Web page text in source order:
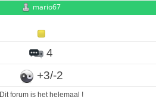
mario67
4
+3/-2
Dit forum is het helemaal !